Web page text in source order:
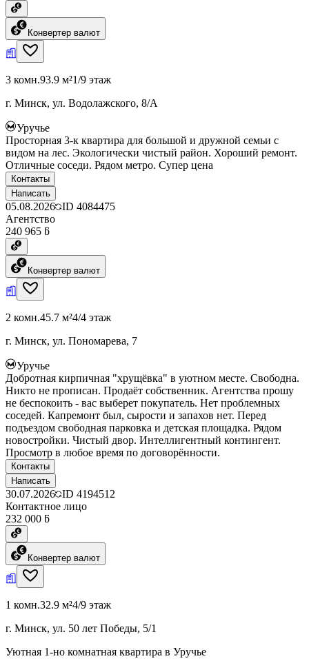
Конвертер валют
3 комн.93.9 м²1/9 этаж
г. Минск, ул. Водолажского, 8/А
Уручье
Просторная 3-к квартира для большой и дружной семьи с
видом на лес. Экологически чистый район. Хороший ремонт.
Отличные соседи. Рядом метро. Супер цена
Контакты
Написать
05.08.2026 ID 4084475
Агентство
240 965 ƃ
Конвертер валют
2 комн.45.7 м²4/4 этаж
г. Минск, ул. Пономарева, 7
Уручье
Добротная кирпичная "хрущёвка" в уютном месте. Свободна.
Никто не прописан. Продаёт собственник. Агентства прошу
не беспокоить - вас выберет покупатель. Нет проблемных
соседей. Капремонт был, сырости и запахов нет. Перед
подъездом свободная парковка и детская площадка. Рядом
новостройки. Чистый двор. Интеллигентный контингент.
Просмотр в любое время по договорённости.
Контакты
Написать
30.07.2026 ID 4194512
Контактное лицо
232 000 ƃ
Конвертер валют
1 комн.32.9 м²4/9 этаж
г. Минск, ул. 50 лет Победы, 5/1
Уютная 1-но комнатная квартира в Уручье